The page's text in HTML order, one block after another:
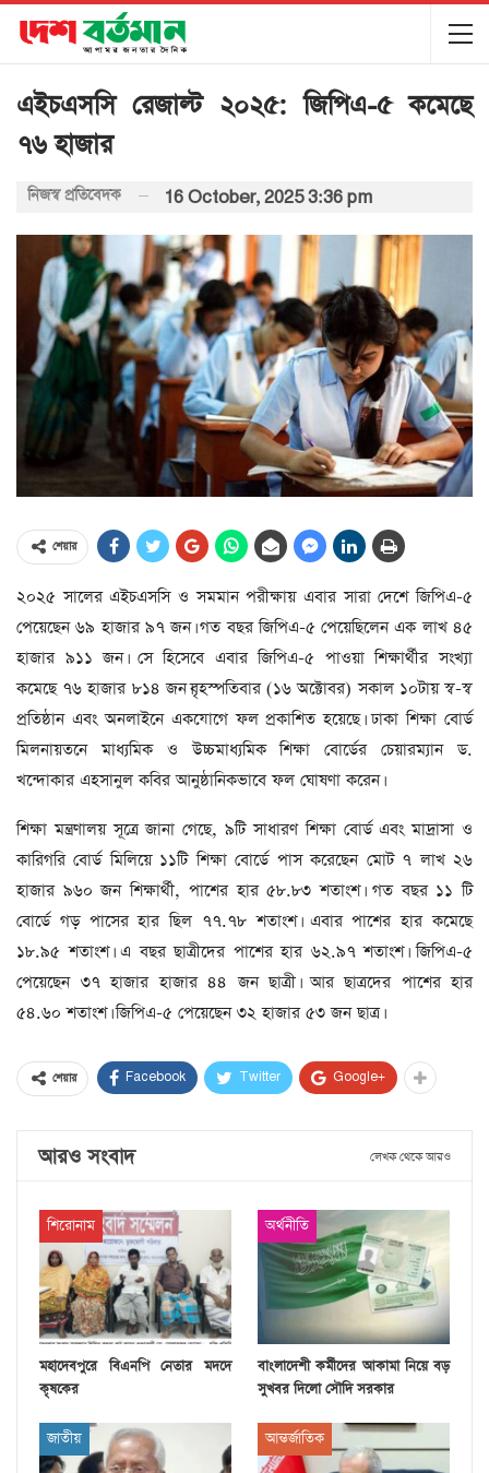
এইচএসসি রেজাল্ট ২০২৫: জিপিএ-৫ কমেছে
৭৬ হাজার
নিজস্ব প্রতিবেদক 16 October, 2025 3:36 pm
শেয়ার
২০২৫ সালের এইচএসসি ও সমমান পরীক্ষায় এবার সারা দেশে জিপিএ-৫
পেয়েছেন ৬৯ হাজার ৯৭ জন। গত বছর জিপিএ-৫ পেয়েছিলেন এক লাখ ৪৫
হাজার ৯১১ জন। সে হিসেবে এবার জিপিএ-৫ পাওয়া শিক্ষার্থীর সংখ্যা
কমেছে ৭৬ হাজার ৮১৪ জন।বৃহস্পতিবার (১৬ অক্টোবর) সকাল ১০টায় স্ব-স্ব
প্রতিষ্ঠান এবং অনলাইনে একযোগে ফল প্রকাশিত হয়েছে। ঢাকা শিক্ষা বোর্ড
মিলনায়তনে মাধ্যমিক ও উচ্চমাধ্যমিক শিক্ষা বোর্ডের চেয়ারম্যান ড.
খন্দোকার এহসানুল কবির আনুষ্ঠানিকভাবে ফল ঘোষণা করেন।
শিক্ষা মন্ত্রণালয় সূত্রে জানা গেছে, ৯টি সাধারণ শিক্ষা বোর্ড এবং মাদ্রাসা ও
কারিগরি বোর্ড মিলিয়ে ১১টি শিক্ষা বোর্ডে পাস করেছেন মোট ৭ লাখ ২৬
হাজার ৯৬০ জন শিক্ষার্থী, পাশের হার ৫৮.৮৩ শতাংশ। গত বছর ১১ টি
বোর্ডে গড় পাসের হার ছিল ৭৭.৭৮ শতাংশ। এবার পাশের হার কমেছে
১৮.৯৫ শতাংশ। এ বছর ছাত্রীদের পাশের হার ৬২.৯৭ শতাংশ। জিপিএ-৫
পেয়েছেন ৩৭ হাজার হাজার ৪৪ জন ছাত্রী। আর ছাত্রদের পাশের হার
৫৪.৬০ শতাংশ। জিপিএ-৫ পেয়েছেন ৩২ হাজার ৫৩ জন ছাত্র।
শেয়ার Facebook Twitter Google+
আরও সংবাদ লেখক থেকে আরও
শিরোনাম
মহাদেবপুরে বিএনপি নেতার মদদে
কৃষকের
অর্থনীতি
বাংলাদেশী কর্মীদের আকামা নিয়ে বড়
সুখবর দিলো সৌদি সরকার
জাতীয় আন্তর্জাতিক